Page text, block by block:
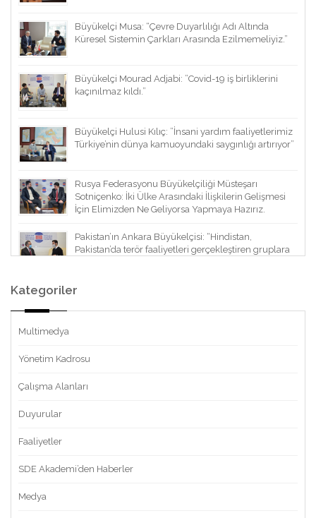
Büyükelçi Musa: “Çevre Duyarlılığı Adı Altında
Küresel Sistemin Çarkları Arasında Ezilmemeliyiz.”
Büyükelçi Mourad Adjabi: ”Covid-19 iş birliklerini
kaçınılmaz kıldı.”
Büyükelçi Hulusi Kılıç: ”İnsani yardım faaliyetlerimiz
Türkiye’nin dünya kamuoyundaki saygınlığı artırıyor”
Rusya Federasyonu Büyükelçiliği Müsteşarı
Sotniçenko: İki Ülke Arasındaki İlişkilerin Gelişmesi
İçin Elimizden Ne Geliyorsa Yapmaya Hazırız.
Pakistan’ın Ankara Büyükelçisi: “Hindistan,
Pakistan’da terör faaliyetleri gerçekleştiren gruplara
Kategoriler
Multimedya
Yönetim Kadrosu
Çalışma Alanları
Duyurular
Faaliyetler
SDE Akademi’den Haberler
Medya